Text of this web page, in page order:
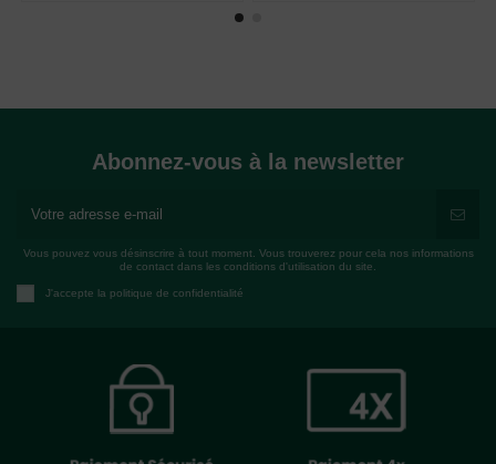
Abonnez-vous à la newsletter
Vous pouvez vous désinscrire à tout moment. Vous trouverez pour cela nos informations
de contact dans les conditions d'utilisation du site.
J'accepte la politique de confidentialité